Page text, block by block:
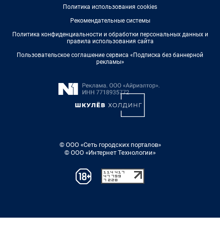
Политика использования cookies
Рекомендательные системы
Политика конфиденциальности и обработки персональных данных и
правила использования сайта
Пользовательское соглашение сервиса «Подписка без баннерной
рекламы»
© ООО «Сеть городских порталов»
© ООО «Интернет Технологии»